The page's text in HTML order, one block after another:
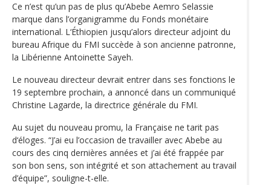
Ce n’est qu’un pas de plus qu’Abebe Aemro Selassie
marque dans l’organigramme du Fonds monétaire
international. L‘Éthiopien jusqu’alors directeur adjoint du
bureau Afrique du FMI succède à son ancienne patronne,
la Libérienne Antoinette Sayeh.
Le nouveau directeur devrait entrer dans ses fonctions le
19 septembre prochain, a annoncé dans un communiqué
Christine Lagarde, la directrice générale du FMI.
Au sujet du nouveau promu, la Française ne tarit pas
d‘éloges. “J’ai eu l’occasion de travailler avec Abebe au
cours des cinq dernières années et j’ai été frappée par
son bon sens, son intégrité et son attachement au travail
d’équipe”, souligne-t-elle.